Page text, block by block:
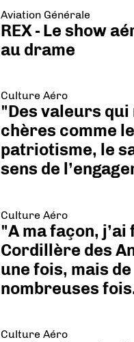
Aviation Générale
REX - Le show
au drame
Culture Aéro
"Des valeurs qui
chères comme
patriotisme, le
sens de
Culture Aéro
"A ma façon,
Cordillère des
une fois, mais de
nombreuses
Culture Aéro